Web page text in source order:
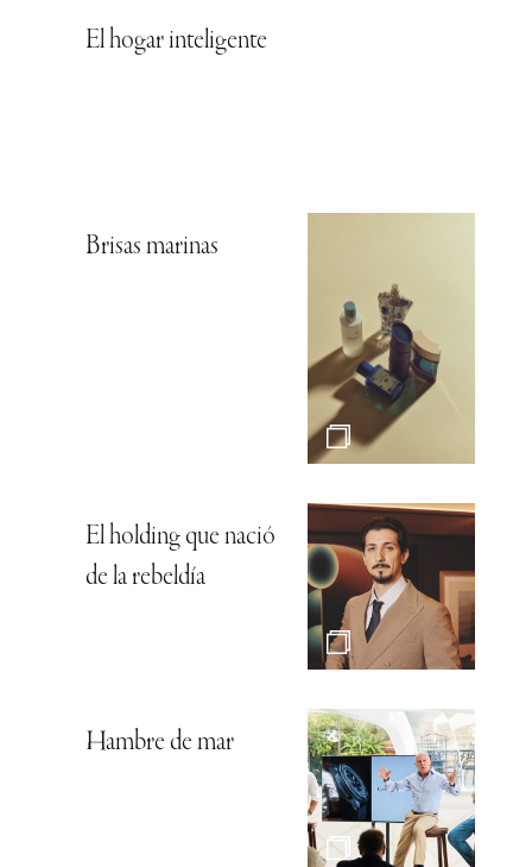
El hogar inteligente
Brisas marinas
El holding que nació
de la rebeldía
Hambre de mar